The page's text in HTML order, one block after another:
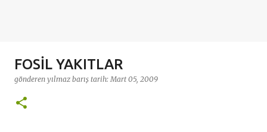
FOSİL YAKITLAR
gönderen yılmaz barış tarih:Mart 05, 2009